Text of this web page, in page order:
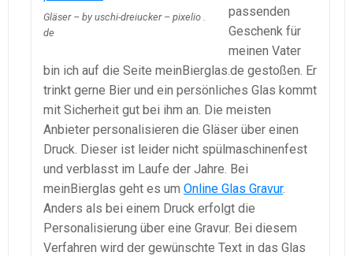
Gläser – by uschi-dreiucker – pixelio .
de
passenden
Geschenk für
meinen Vater
bin ich auf die Seite meinBierglas.de gestoßen. Er
trinkt gerne Bier und ein persönliches Glas kommt
mit Sicherheit gut bei ihm an. Die meisten
Anbieter personalisieren die Gläser über einen
Druck. Dieser ist leider nicht spülmaschinenfest
und verblasst im Laufe der Jahre. Bei
meinBierglas geht es um Online Glas Gravur.
Anders als bei einem Druck erfolgt die
Personalisierung über eine Gravur. Bei diesem
Verfahren wird der gewünschte Text in das Glas